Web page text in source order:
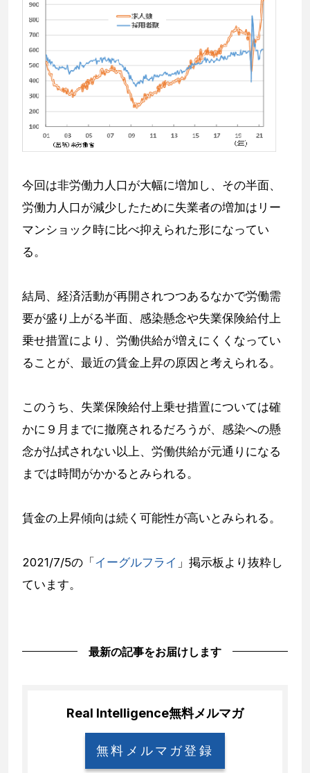
今回は非労働力人口が大幅に増加し、その半面、
労働力人口が減少したために失業者の増加はリー
マンショック時に比べ抑えられた形になってい
る。
結局、経済活動が再開されつつあるなかで労働需
要が盛り上がる半面、感染懸念や失業保険給付上
乗せ措置により、労働供給が増えにくくなってい
ることが、最近の賃金上昇の原因と考えられる。
このうち、失業保険給付上乗せ措置については確
かに９月までに撤廃されるだろうが、感染への懸
念が払拭されない以上、労働供給が元通りになる
までは時間がかかるとみられる。
賃金の上昇傾向は続く可能性が高いとみられる。
2021/7/5の「 イーグルフライ 」掲示板より抜粋し
ています。
最新の記事をお届けします
Real Intelligence無料メルマガ
無料メルマガ登録